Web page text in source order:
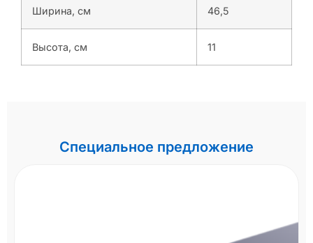
Ширина, см 46,5
Высота, см 11
Специальное предложение